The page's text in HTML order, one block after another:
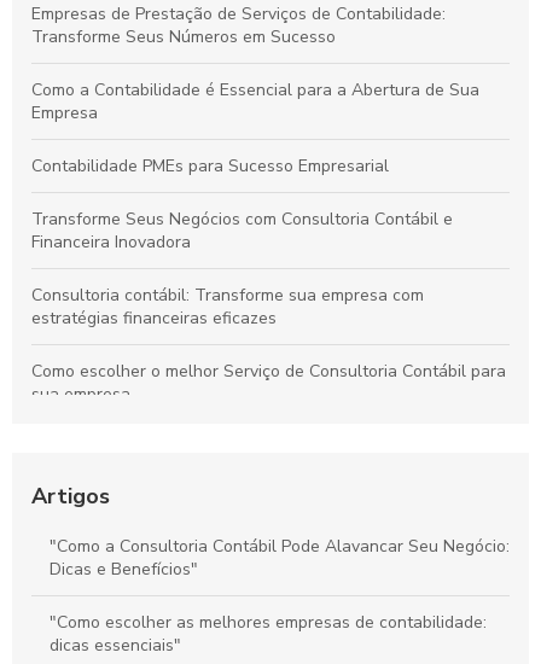
Empresas de Prestação de Serviços de Contabilidade:
Transforme Seus Números em Sucesso
Como a Contabilidade é Essencial para a Abertura de Sua
Empresa
Contabilidade PMEs para Sucesso Empresarial
Transforme Seus Negócios com Consultoria Contábil e
Financeira Inovadora
Consultoria contábil: Transforme sua empresa com
estratégias financeiras eficazes
Como escolher o melhor Serviço de Consultoria Contábil para
sua empresa
para sua empresa
Como Escolher o Melhor Escritório de Contabilidade para
Folha de Pagamento
Artigos
"Como a Consultoria Contábil Pode Alavancar Seu Negócio:
Dicas e Benefícios"
"Como escolher as melhores empresas de contabilidade:
dicas essenciais"